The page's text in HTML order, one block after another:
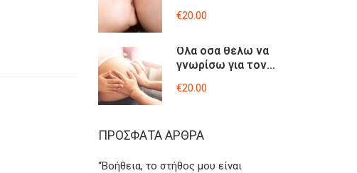
lesson
€20.00
Όλα οσα θέλω να
γνωρίσω για τον
Βιντεοσκοπημένο
€20.00
ΠΡΌΣΦΑΤΑ ΆΡΘΡΑ
“Βοήθεια, το στήθος μου είναι